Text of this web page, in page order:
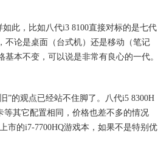
此，比如八代i3 8100直接对标的是七代
不论是桌面（台式机）还是移动（笔记
本不变，可以说是非常有良心的一代。
”的观点已经站不住脚了。八代i5 8300H
等其它配置相同，价格也差不多的情况
市的i7-7700HQ游戏本，如果不是特别优